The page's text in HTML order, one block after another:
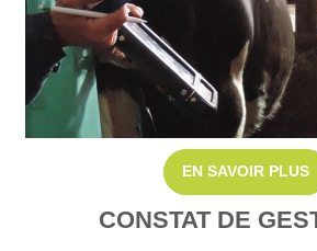
EN SAVOIR PLUS
CONSTAT DE